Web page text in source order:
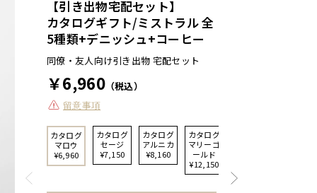
カタログ
マロウ
¥6,960
カタログ
セージ
¥7,150
カタログ
アルニカ
¥8,160
カタログ
マリーゴ
ールド
¥12,150
¥14,450
【引き出物宅配セット】
カタログギフト/ミストラル 全
5種類+デニッシュ+コーヒー
同僚・友人向け引き出物 宅配セット
￥6,960（税込）
留意事項